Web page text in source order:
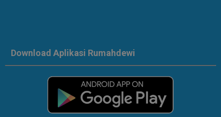
Download Aplikasi Rumahdewi